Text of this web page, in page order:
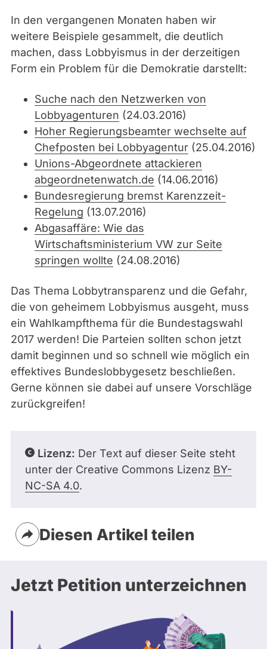
In den vergangenen Monaten haben wir
weitere Beispiele gesammelt, die deutlich
machen, dass Lobbyismus in der derzeitigen
Form ein Problem für die Demokratie darstellt:
Suche nach den Netzwerken von
Lobbyagenturen (24.03.2016)
Hoher Regierungsbeamter wechselte auf
Chefposten bei Lobbyagentur (25.04.2016)
Unions-Abgeordnete attackieren
abgeordnetenwatch.de (14.06.2016)
Bundesregierung bremst Karenzzeit-
Regelung (13.07.2016)
Abgasaffäre: Wie das
Wirtschaftsministerium VW zur Seite
springen wollte (24.08.2016)
Das Thema Lobbytransparenz und die Gefahr,
die von geheimem Lobbyismus ausgeht, muss
ein Wahlkampfthema für die Bundestagswahl
2017 werden! Die Parteien sollten schon jetzt
damit beginnen und so schnell wie möglich ein
effektives Bundeslobbygesetz beschließen.
Gerne können sie dabei auf unsere Vorschläge
zurückgreifen!
Lizenz: Der Text auf dieser Seite steht
unter der Creative Commons Lizenz BY-
NC-SA 4.0.
Diesen Artikel teilen
Jetzt Petition unterzeichnen